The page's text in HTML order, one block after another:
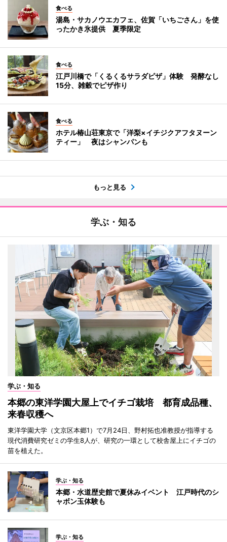
食べる
湯島・サカノウエカフェ、佐賀「いちごさん」を使
ったかき氷提供 夏季限定
食べる
江戸川橋で「くるくるサラダピザ」体験 発酵なし
15分、雑穀でピザ作り
食べる
ホテル椿山荘東京で「洋梨×イチジクアフタヌーン
ティー」 夜はシャンパンも
もっと見る
学ぶ・知る
学ぶ・知る
本郷の東洋学園大屋上でイチゴ栽培 都育成品種、
来春収穫へ
東洋学園大学（文京区本郷1）で7月24日、野村拓也准教授が指導する
現代消費研究ゼミの学生8人が、研究の一環として校舎屋上にイチゴの
苗を植えた。
学ぶ・知る
本郷・水道歴史館で夏休みイベント 江戸時代のシ
ャボン玉体験も
学ぶ・知る